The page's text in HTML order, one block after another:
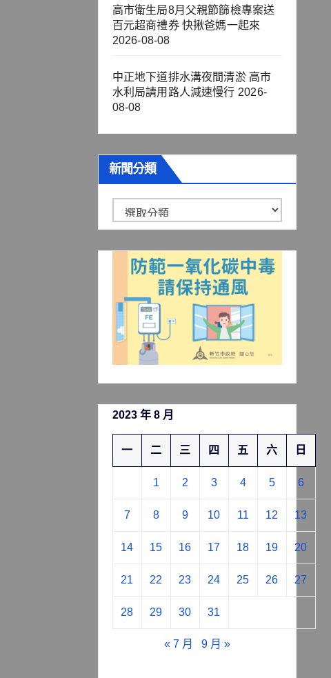
高市衛生局8月父親節篩檢專案送
百元超商禮券 快揪爸媽一起來
2026-08-08
中正地下道排水溝夜間清淤 高市
水利局請用路人減速慢行 2026-
08-08
新聞分類
聞
分
2023 年 8 月
一 二 三 四 五 六 日
1 2 3 4 5 6
7 8 9 10 11 12 13
14 15 16 17 18 19 20
21 22 23 24 25 26 27
28 29 30 31
« 7 月 9 月 »